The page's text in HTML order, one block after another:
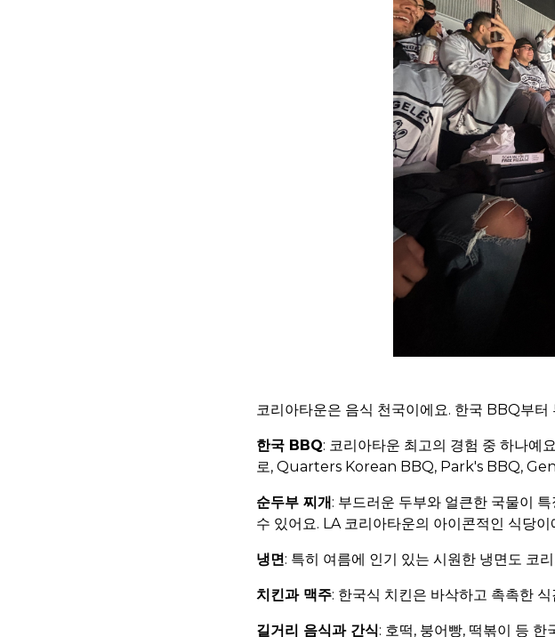
코리아타운은 음식 천국이에요. 한국 BBQ부
한국 BBQ: 코리아타운 최고의 경험 중 하나예
로, Quarters Korean BBQ, Park's BBQ,
순두부 찌개: 부드러운 두부와 얼큰한 국물이
수 있어요. LA 코리아타운의 아이콘적인 식당이
냉면: 특히 여름에 인기 있는 시원한 냉면도 코
치킨과 맥주: 한국식 치킨은 바삭하고 촉촉한
길거리 음식과 간식: 호떡, 붕어빵, 떡볶이 등